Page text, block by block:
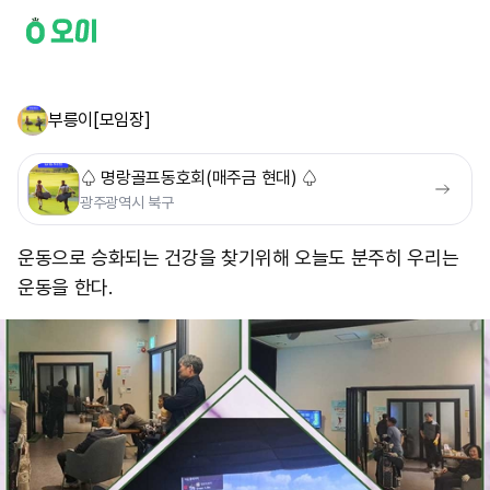
부릉이[모임장]
♤ 명랑골프동호회(매주금 현대) ♤
광주광역시 북구
운동으로 승화되는 건강을 찾기위해 오늘도 분주히 우리는
운동을 한다.